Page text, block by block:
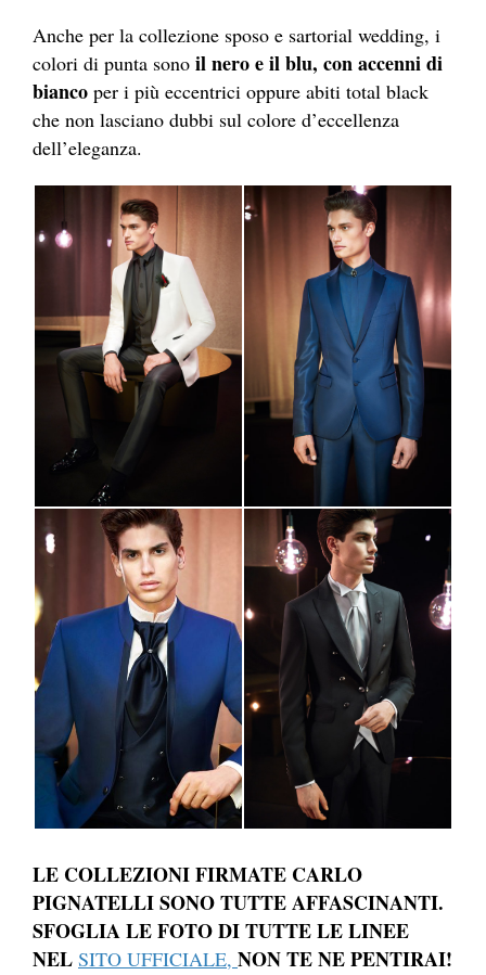
Anche per la collezione sposo e sartorial wedding, i
colori di punta sono il nero e il blu, con accenni di
bianco per i più eccentrici oppure abiti total black
che non lasciano dubbi sul colore d’eccellenza
dell’eleganza.
LE COLLEZIONI FIRMATE CARLO
PIGNATELLI SONO TUTTE AFFASCINANTI.
SFOGLIA LE FOTO DI TUTTE LE LINEE
NEL SITO UFFICIALE, NON TE NE PENTIRAI!